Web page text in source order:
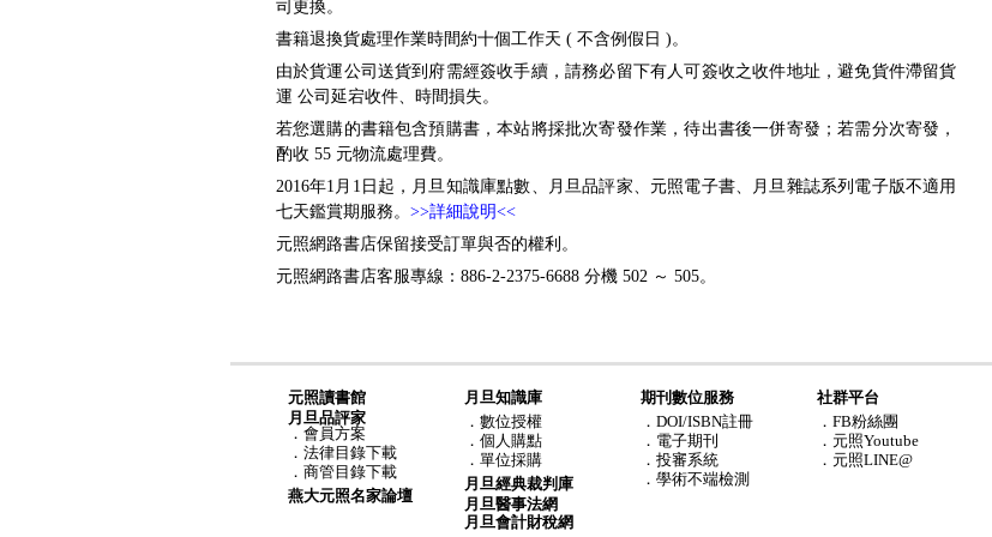
司更換。
書籍退換貨處理作業時間約十個工作天 ( 不含例假日 )。
由於貨運公司送貨到府需經簽收手續，請務必留下有人可簽收之收件地址，避免貨件滯留貨
運 公司延宕收件、時間損失。
若您選購的書籍包含預購書，本站將採批次寄發作業，待出書後一併寄發；若需分次寄發，
酌收 55 元物流處理費。
2016年1月1日起，月旦知識庫點數、月旦品評家、元照電子書、月旦雜誌系列電子版不適用
七天鑑賞期服務。 >>詳細說明<<
元照網路書店保留接受訂單與否的權利。
元照網路書店客服專線：886-2-2375-6688 分機 502 ～ 505。
元照讀書館
月旦品評家
． 會員方案
． 法律目錄下載
． 商管目錄下載
燕大元照名家論壇
月旦知識庫
． 數位授權
． 個人購點
． 單位採購
月旦經典裁判庫
月旦醫事法網
月旦會計財稅網
期刊數位服務
．DOI/ISBN註冊
．電子期刊
．投審系統
．學術不端檢測
社群平台
．FB粉絲團
．元照Youtube
．元照LINE@